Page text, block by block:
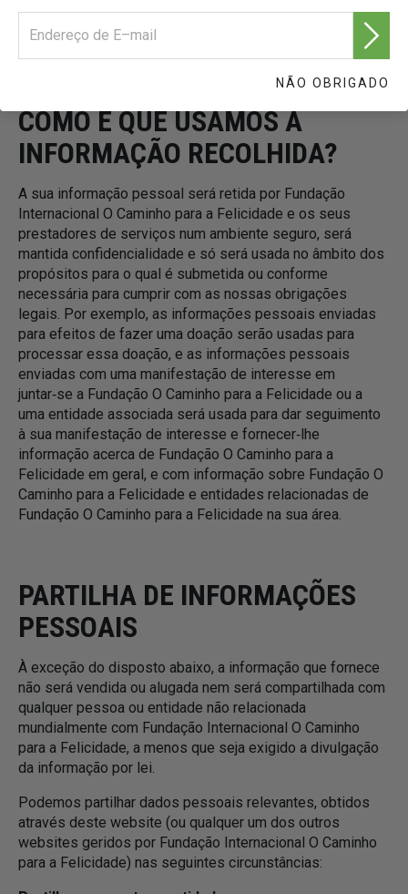
por nós e pelo Google segundo as modalidades e para os
propósitos acima expostos.
COMO É QUE USAMOS A
INFORMAÇÃO RECOLHIDA?
A sua informação pessoal será retida por Fundação
Internacional O Caminho para a Felicidade e os seus
prestadores de serviços num ambiente seguro, será
mantida confidencialidade e só será usada no âmbito dos
propósitos para o qual é submetida ou conforme
necessária para cumprir com as nossas obrigações
legais. Por exemplo, as informações pessoais enviadas
para efeitos de fazer uma doação serão usadas para
processar essa doação, e as informações pessoais
enviadas com uma manifestação de interesse em
juntar‑se a Fundação O Caminho para a Felicidade ou a
uma entidade associada será usada para dar seguimento
à sua manifestação de interesse e fornecer‑lhe
informação acerca de Fundação O Caminho para a
Felicidade em geral, e com informação sobre Fundação O
Caminho para a Felicidade e entidades relacionadas de
Fundação O Caminho para a Felicidade na sua área.
PARTILHA DE INFORMAÇÕES
PESSOAIS
À exceção do disposto abaixo, a informação que fornece
não será vendida ou alugada nem será compartilhada com
qualquer pessoa ou entidade não relacionada
mundialmente com Fundação Internacional O Caminho
para a Felicidade, a menos que seja exigido a divulgação
da informação por lei.
Podemos partilhar dados pessoais relevantes, obtidos
através deste website (ou qualquer um dos outros
websites geridos por Fundação Internacional O Caminho
para a Felicidade) nas seguintes circunstâncias:
NÃO OBRIGADO